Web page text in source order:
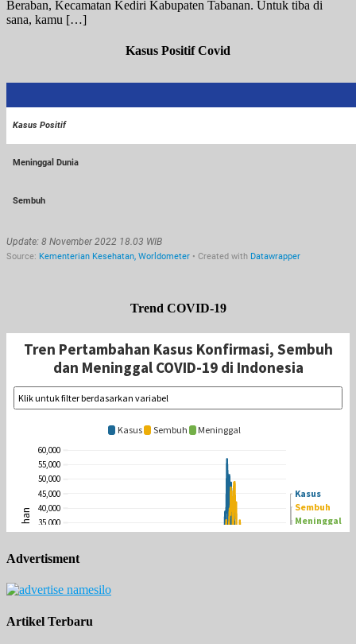
Beraban, Kecamatan Kediri Kabupaten Tabanan. Untuk tiba di
sana, kamu […]
Kasus Positif Covid
Trend COVID-19
Advertisment
Artikel Terbaru